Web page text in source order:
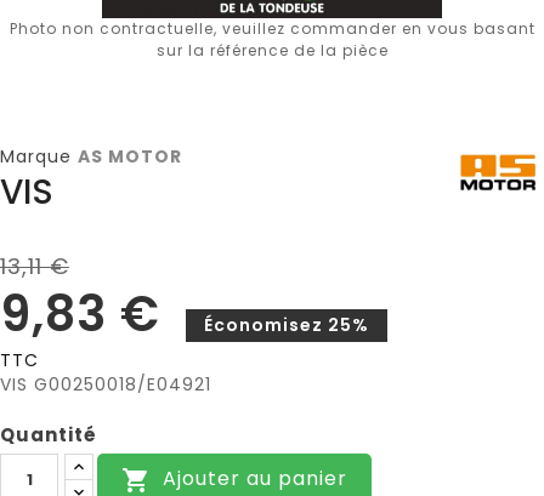
Photo non contractuelle, veuillez commander en vous basant
sur la référence de la pièce
Marque AS MOTOR
VIS
13,11 €
9,83 €
Économisez 25%
TTC
VIS G00250018/E04921
Quantité
 Ajouter au panier